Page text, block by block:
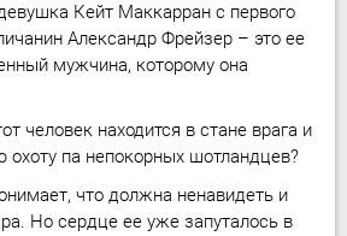
Кейт Маккарран с первого
Александр Фрейзер – это ее
мужчина, которому она
человек находится в стане врага и
охоту па непокорных шотландцев?
что должна ненавидеть и
Но сердце ее уже запуталось в